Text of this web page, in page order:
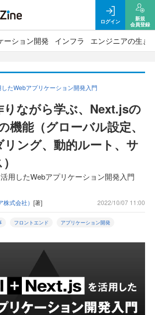
ログイン
新規
会員登録
ーション開発 インフラ エンジニアの生き
たWebアプリケーション開発入門
りながら学ぶ、Next.jsの
機能（グローバル設定、
ング、動的ルート、サ
用したWebアプリケーション開発入門
式会社） [著] 2022/10/07 11:00
フロントエンド アプリケーション開発